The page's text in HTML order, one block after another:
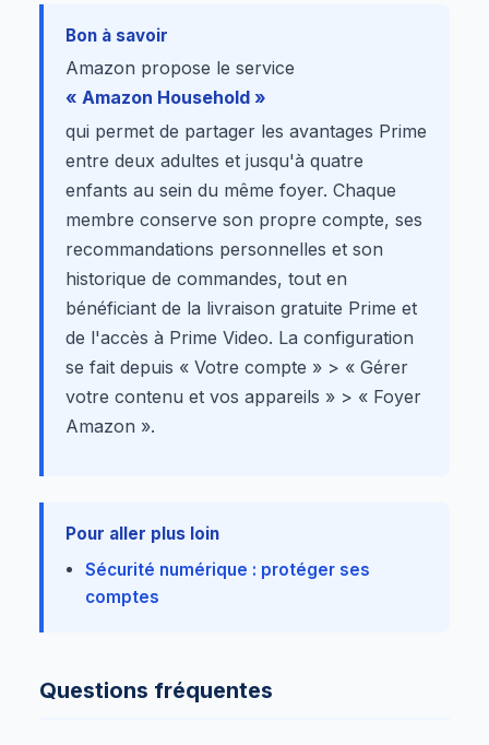
Bon à savoir
Amazon propose le service
« Amazon Household »
qui permet de partager les avantages Prime
entre deux adultes et jusqu'à quatre
enfants au sein du même foyer. Chaque
membre conserve son propre compte, ses
recommandations personnelles et son
historique de commandes, tout en
bénéficiant de la livraison gratuite Prime et
de l'accès à Prime Video. La configuration
se fait depuis « Votre compte » > « Gérer
votre contenu et vos appareils » > « Foyer
Amazon ».
Pour aller plus loin
Sécurité numérique : protéger ses
comptes
Questions fréquentes